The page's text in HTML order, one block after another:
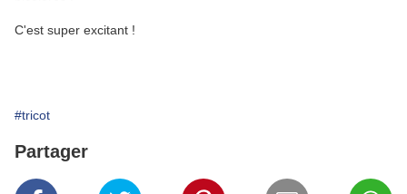
C'est super excitant !
#tricot
Partager